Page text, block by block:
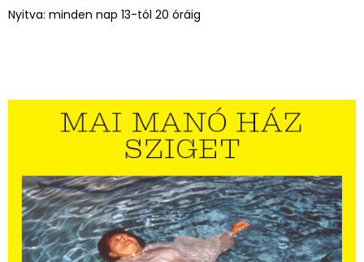
Nyitva: minden nap 13-tól 20 óráig